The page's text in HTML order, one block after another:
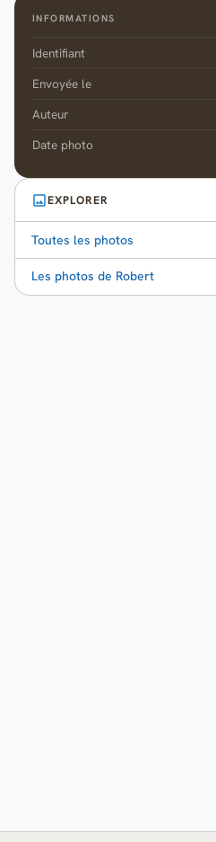
INFORMATIONS
Identifiant
Envoyée le
Auteur
Date photo
EXPLORER
Toutes les photos
Les photos de Robert